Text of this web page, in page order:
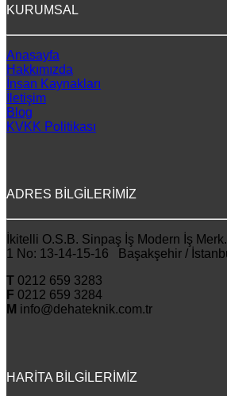
KURUMSAL
Anasayfa
Hakkımızda
İnsan Kaynakları
İletişim
Blog
KVKK Politikası
ADRES BİLGİLERİMİZ
İkitelli O.S.B. Sinpaş İş Modern İş
1 No: 13-14-15-16 Başakşehir /
T 0212 659 3283
F 0212 659 3284
M info@dehateknik.com.tr
HARİTA BİLGİLERİMİZ